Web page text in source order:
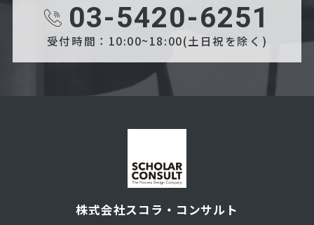
03-5420-6251
受付時間：10:00~18:00(土日祝を除く)
株式会社スコラ・コンサルト